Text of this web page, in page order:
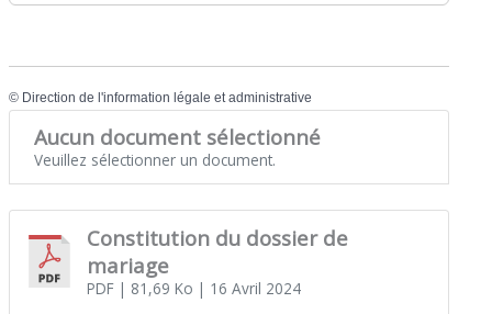
© Direction de l'information légale et administrative
Aucun document sélectionné
Veuillez sélectionner un document.
Constitution du dossier de
mariage
PDF| 81,69 Ko | 16 Avril 2024